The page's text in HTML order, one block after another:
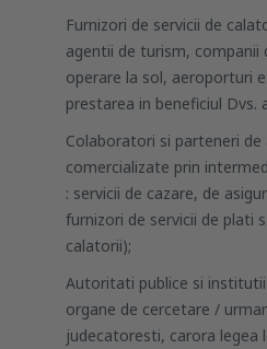
Furnizori de servicii de
agentii de turism, companii
operare la sol, aeroporturi
prestarea in beneficiul
Colaboratori si parteneri
comercializate prin
: servicii de cazare, de
furnizori de servicii de plati
calatorii);
Autoritati publice si
organe de cercetare /
judecatoresti, carora legea